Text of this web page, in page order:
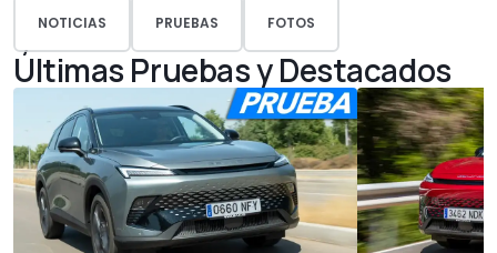
NOTICIAS PRUEBAS FOTOS
Últimas Pruebas y Destacados